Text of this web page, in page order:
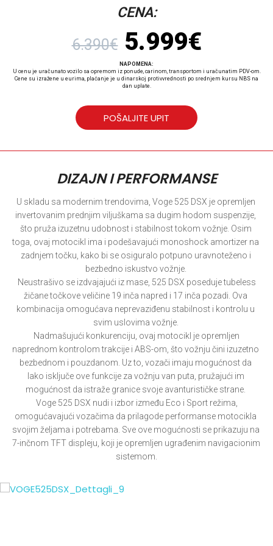
CENA:
6.390€ Original
price
was:
6.390€.
5.999€price
is:
NAPOMENA:
U cenu je uračunato vozilo sa opremom iz ponude, carinom, transportom i uračunatim PDV-om.
Cene su izražene u eurima, plaćanje je u dinarskoj protivvrednosti po srednjem kursu NBS na
dan uplate.
POŠALJITE UPIT
DIZAJN I PERFORMANSE
U skladu sa modernim trendovima, Voge 525 DSX je opremljen
invertovanim prednjim viljuškama sa dugim hodom suspenzije,
što pruža izuzetnu udobnost i stabilnost tokom vožnje. Osim
toga, ovaj motocikl ima i podešavajući monoshock amortizer na
zadnjem točku, kako bi se osiguralo potpuno uravnoteženo i
bezbedno iskustvo vožnje.
žičane točkove veličine 19 inča napred i 17 inča pozadi. Ova
kombinacija omogućava neprevaziđenu stabilnost i kontrolu u
svim uslovima vožnje.
naprednom kontrolom trakcije i ABS-om, što vožnju čini izuzetno
bezbednom i pouzdanom. Uz to, vozači imaju mogućnost da
lako isključe ove funkcije za vožnju van puta, pružajući im
mogućnost da istraže granice svoje avanturističke strane.
omogućavajući vozačima da prilagode performanse motocikla
svojim željama i potrebama. Sve ove mogućnosti se prikazuju na
7-inčnom TFT displeju, koji je opremljen ugrađenim navigacionim
sistemom.